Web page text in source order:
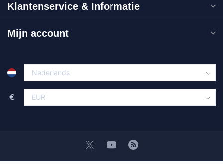
Klantenservice & Informatie
Mijn account
€